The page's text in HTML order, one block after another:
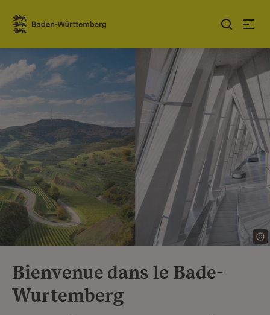
Sauter au contenu
Link zur Startseite
Bienvenue dans le Bade-
Wurtemberg